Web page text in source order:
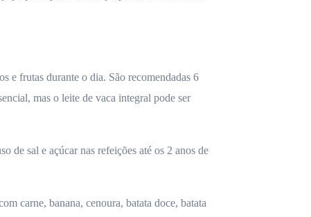
e frutas durante o dia. São recomendadas 6
mas o leite de vaca integral pode ser
de sal e açúcar nas refeições até os 2 anos de
carne, banana, cenoura, batata doce, batata